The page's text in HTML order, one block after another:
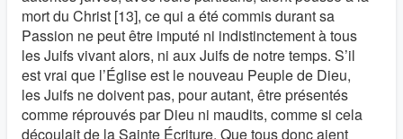
mort du Christ [13], ce qui a été commis durant sa
Passion ne peut être imputé ni indistinctement à tous
les Juifs vivant alors, ni aux Juifs de notre temps. S’il
est vrai que l’Église est le nouveau Peuple de Dieu,
les Juifs ne doivent pas, pour autant, être présentés
comme réprouvés par Dieu ni maudits, comme si cela
découlait de la Sainte Écriture. Que tous donc aient